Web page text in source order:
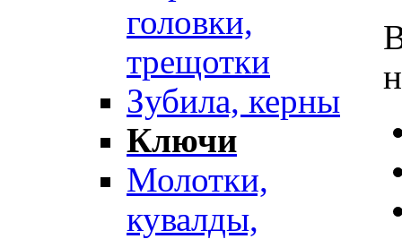
головки,
трещотки
Зубила, керны
Ключи
Молотки,
кувалды,